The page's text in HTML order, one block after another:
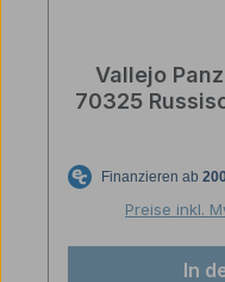
Vallejo
70325
Preise inkl.
In